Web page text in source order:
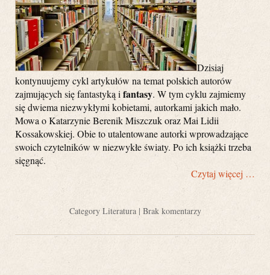
Dzisiaj
kontynuujemy cykl artykułów na temat polskich autorów
zajmujących się fantastyką i fantasy. W tym cyklu zajmiemy
się dwiema niezwykłymi kobietami, autorkami jakich mało.
Mowa o Katarzynie Berenik Miszczuk oraz Mai Lidii
Kossakowskiej. Obie to utalentowane autorki wprowadzające
swoich czytelników w niezwykłe światy. Po ich książki trzeba
sięgnąć.
Czytaj więcej …
Category Literatura| Brak komentarzy